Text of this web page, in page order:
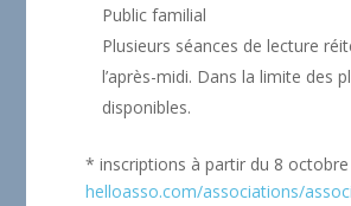
Public familial
Plusieurs séances de lecture
l’après-midi. Dans la limite des
disponibles.
* inscriptions à partir du 8
helloasso.com/associations/